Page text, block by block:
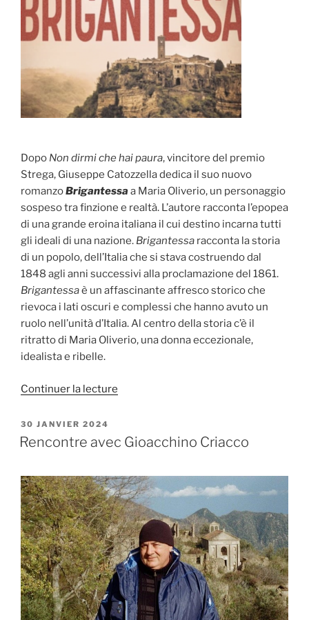
Dopo Non dirmi che hai paura, vincitore del premio
Strega, Giuseppe Catozzella dedica il suo nuovo
romanzoBrigantessa a Maria Oliverio, un personaggio
sospeso tra finzione e realtà. L’autore racconta l’epopea
di una grande eroina italiana il cui destino incarna tutti
gli ideali di una nazione. Brigantessa racconta la storia
di un popolo, dell’Italia che si stava costruendo dal
1848 agli anni successivi alla proclamazione del 1861.
Brigantessaè un affascinante affresco storico che
rievoca i lati oscuri e complessi che hanno avuto un
ruolo nell’unità d’Italia. Al centro della storia c’è il
ritratto di Maria Oliverio, una donna eccezionale,
idealista e ribelle.
Continuer la lecture
Giuseppe
l’uscita
del
suo
romanzo
:
Brigantessa»
PUBLIÉ
LE
30 JANVIER 2024
Rencontre avec Gioacchino Criacco